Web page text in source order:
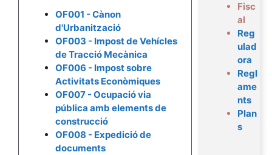
OF001 - Cànon
d'Urbanització
OF003 - Impost de Vehícles
de Tracció Mecànica
OF006 - Impost sobre
Activitats Econòmiques
OF007 - Ocupació via
pública amb elements de
construcció
OF008 - Expedició de
documents
Fisc
al
Reg
ulad
ora
Regl
ame
nts
Plan
s